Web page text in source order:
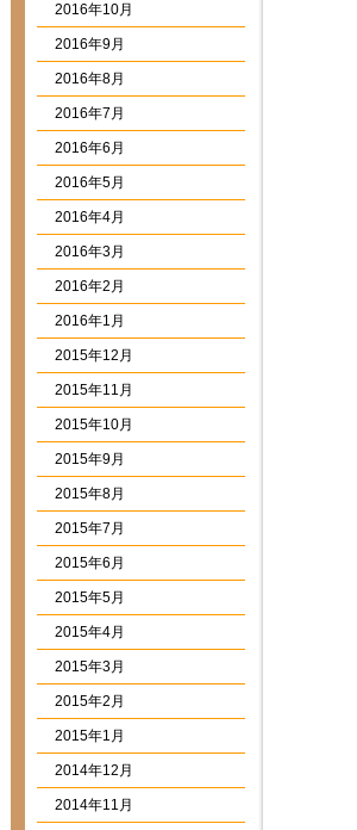
2016年10月
2016年9月
2016年8月
2016年7月
2016年6月
2016年5月
2016年4月
2016年3月
2016年2月
2016年1月
2015年12月
2015年11月
2015年10月
2015年9月
2015年8月
2015年7月
2015年6月
2015年5月
2015年4月
2015年3月
2015年2月
2015年1月
2014年12月
2014年11月